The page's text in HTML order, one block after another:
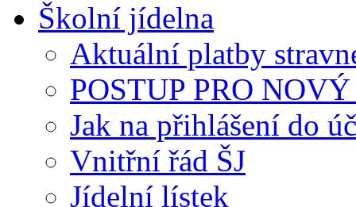
Školní jídelna
Aktuální platby
POSTUP PRO
Jak na přihlášení do
Vnitřní řád ŠJ
Jídelní lístek